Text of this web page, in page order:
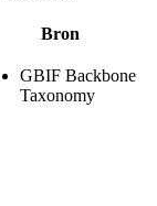
Bron
GBIF Backbone
Taxonomy